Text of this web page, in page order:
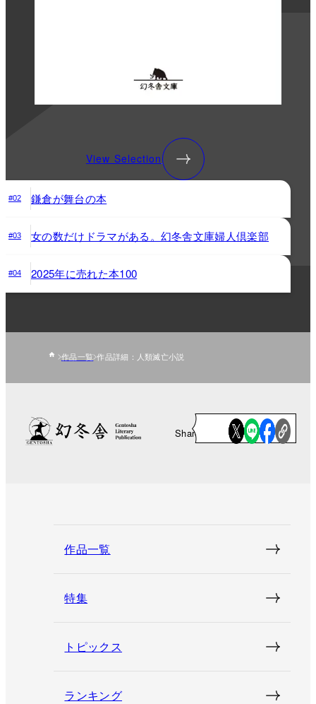
View Selection
#02 鎌倉が舞台の本
#03 女の数だけドラマがある。幻冬舎文庫婦人倶楽部
#04 2025年に売れた本100
作品一覧 作品詳細：人類滅亡小説
Share
作品一覧
特集
トピックス
ランキング